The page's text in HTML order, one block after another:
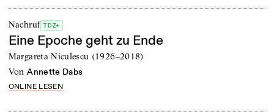
Nachruf TDZ+
Eine Epoche geht zu Ende
Margareta Niculescu (1926–2018)
von Annette Dabs
ONLINE LESEN